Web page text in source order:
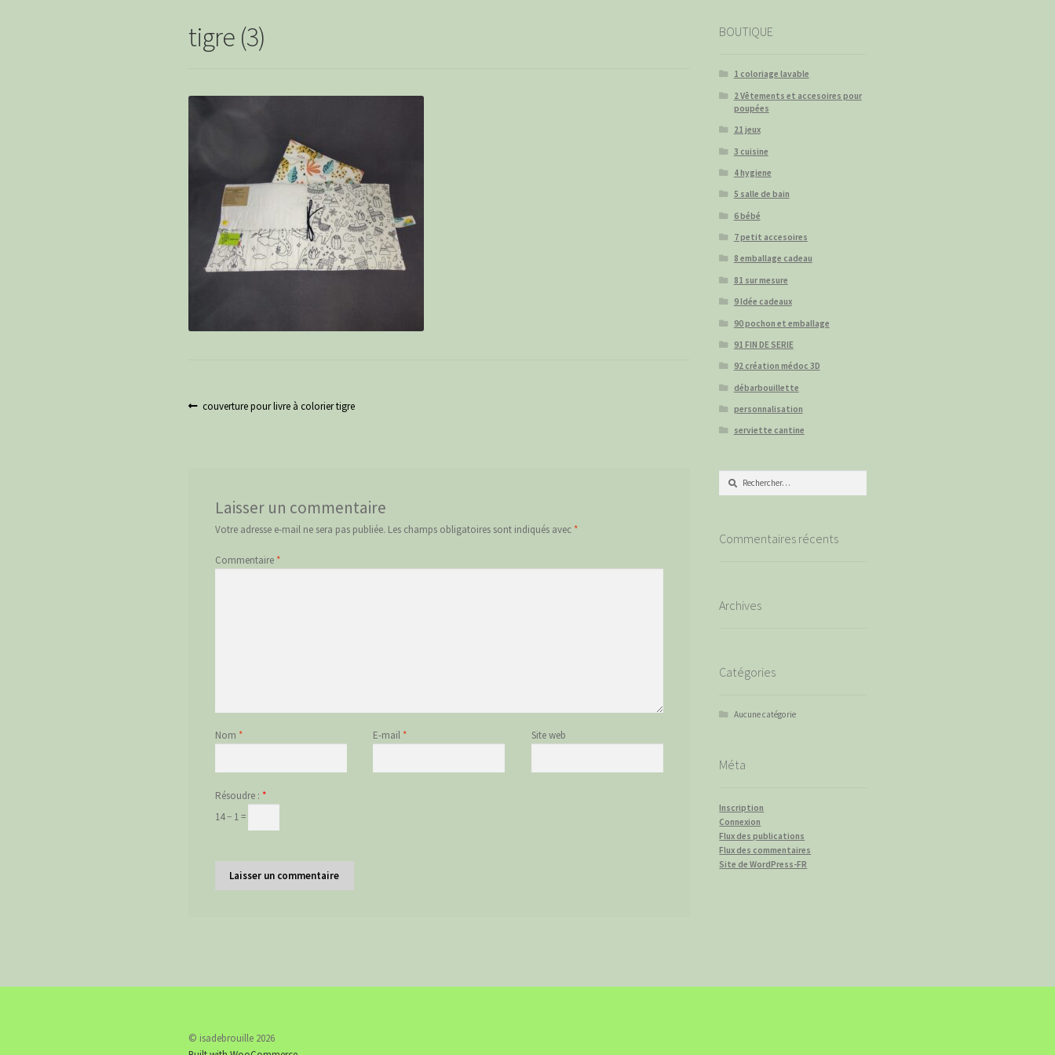
tigre (3)
Navigation
Article
couverture pour livre à colorier tigre
Laisser un commentaire
Votre adresse e-mail ne sera pas publiée. Les champs obligatoires sont indiqués avec *
Commentaire *
Nom * E-mail * Site web
Résoudre : *
14 − 1 =
BOUTIQUE
1 coloriage lavable
2 Vêtements et accesoires pour
poupées
21 jeux
3 cuisine
4 hygiene
5 salle de bain
6 bébé
7 petit accesoires
8 emballage cadeau
81 sur mesure
9 Idée cadeaux
90 pochon et emballage
91 FIN DE SERIE
92 création médoc 3D
débarbouillette
personnalisation
serviette cantine
Commentaires récents
Archives
Catégories
Aucune catégorie
Méta
Inscription
Connexion
Flux des publications
Flux des commentaires
Site de WordPress-FR
© isadebrouille 2026